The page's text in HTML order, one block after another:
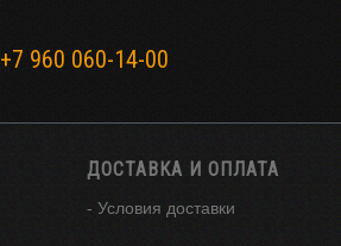
+7 960 060-14-00
ДОСТАВКА И ОПЛАТА
- Условия доставки